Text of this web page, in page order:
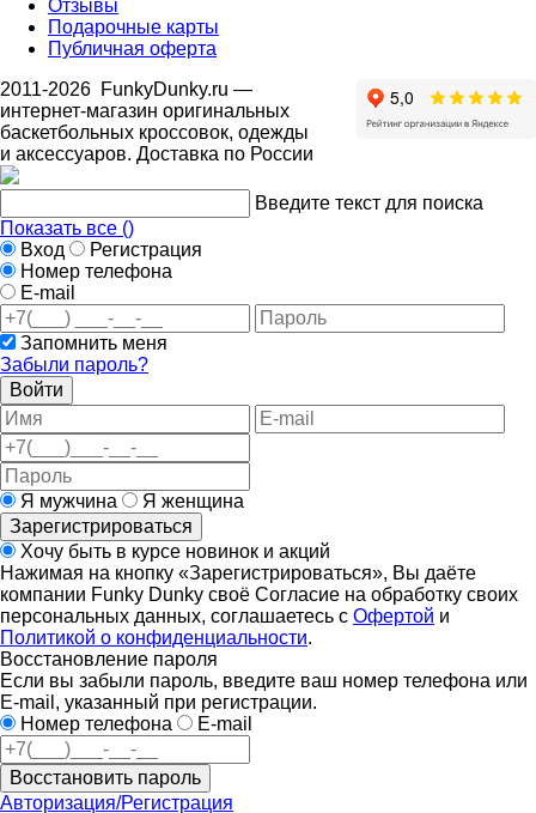
Отзывы
Подарочные карты
Публичная оферта
2011-2026 FunkyDunky.ru —
интернет-магазин оригинальных
баскетбольных кроссовок, одежды
и аксессуаров. Доставка по России
Введите текст для поиска
Показать все ()
Вход
Регистрация
Номер телефона
E-mail
Запомнить меня
Забыли пароль?
Войти
Я мужчина
Я женщина
Зарегистрироваться
Хочу быть в курсе новинок и акций
Нажимая на кнопку «Зарегистрироваться», Вы даёте
компании Funky Dunky своё Согласие на обработку своих
персональных данных, соглашаетесь с Офертой и
Политикой о конфиденциальности.
Восстановление пароля
Если вы забыли пароль, введите ваш номер телефона или
E-mail, указанный при регистрации.
Номер телефона
E-mail
Восстановить пароль
Авторизация/Регистрация